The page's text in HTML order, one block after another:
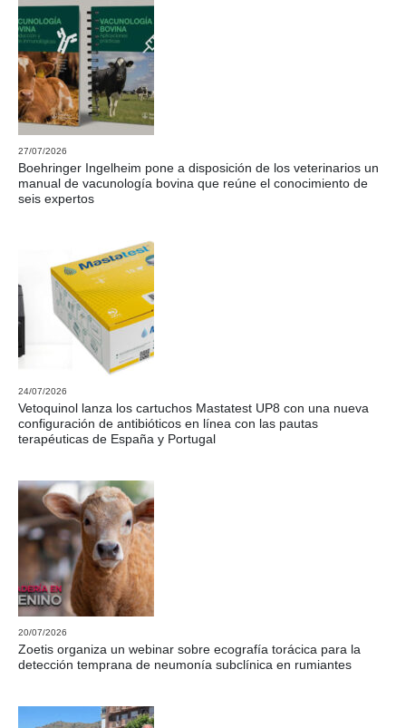
27/07/2026
Boehringer Ingelheim pone a disposición de los veterinarios un
manual de vacunología bovina que reúne el conocimiento de
seis expertos
24/07/2026
Vetoquinol lanza los cartuchos Mastatest UP8 con una nueva
configuración de antibióticos en línea con las pautas
terapéuticas de España y Portugal
20/07/2026
Zoetis organiza un webinar sobre ecografía torácica para la
detección temprana de neumonía subclínica en rumiantes